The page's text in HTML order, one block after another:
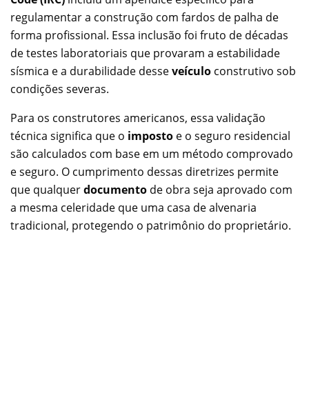
regulamentar a construção com fardos de palha de
forma profissional. Essa inclusão foi fruto de décadas
de testes laboratoriais que provaram a estabilidade
sísmica e a durabilidade desseveículo construtivo sob
condições severas.
Para os construtores americanos, essa validação
técnica significa que o imposto e o seguro residencial
são calculados com base em um método comprovado
e seguro. O cumprimento dessas diretrizes permite
que qualquerdocumento de obra seja aprovado com
a mesma celeridade que uma casa de alvenaria
tradicional, protegendo o patrimônio do proprietário.